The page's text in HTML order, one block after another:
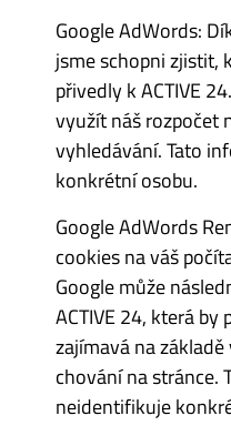
Google AdWords:
jsme schopni zjistit,
přivedly k ACTIVE
využít náš rozpočet
vyhledávání. Tato
konkrétní osobu.
Google AdWords
cookies na váš
Google může
ACTIVE 24, která
zajímavá na
chování na stránce.
neidentifikuje